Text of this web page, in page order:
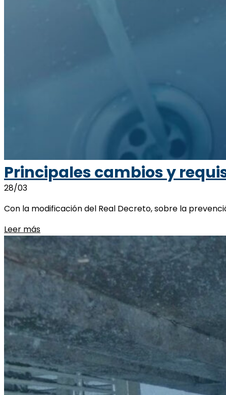
Principales cambios y
28/03
Con la modificación del Real Decreto, sobre la
Leer más